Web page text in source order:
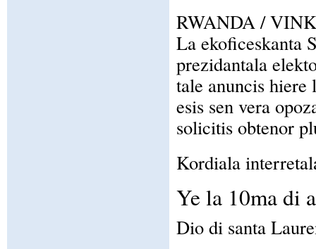
RWANDA /
La ekoficeskanta
prezidantala
tale anuncis
esis sen vera
solicitis obtenor
Kordiala
Ye la 10ma di
Dio di santa